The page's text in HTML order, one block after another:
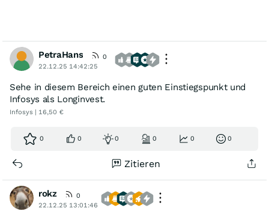
PetraHans
0
22.12.25 14:42:25
Sehe in diesem Bereich einen guten Einstiegspunkt und
Infosys als Longinvest.
Infosys | 16,50 €
0 0 0 0 0 0
Zitieren
rokz
0
22.12.25 13:01:46